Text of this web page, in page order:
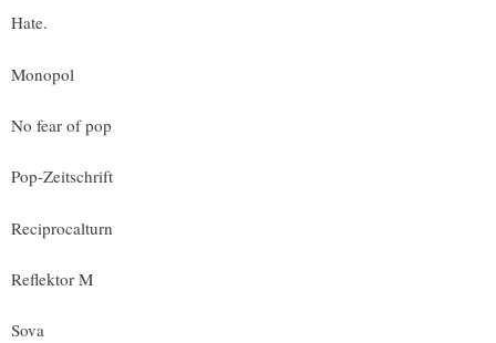
Hate.
Monopol
No fear of pop
Pop-Zeitschrift
Reciprocalturn
Reflektor M
Sova